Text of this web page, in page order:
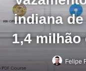
indiana
1,4
Felipe